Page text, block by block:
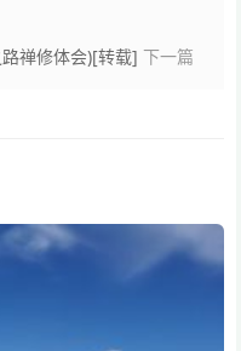
禅修体会)[转载] 下一篇